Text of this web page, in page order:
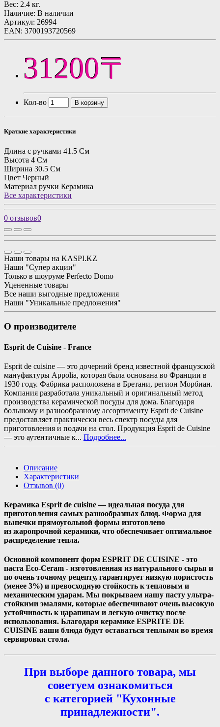
Вес: 2.4 кг.
Наличие: В наличии
Артикул: 26994
EAN: 3700193720569
31200〒
Кол-во В корзину
Краткие характеристики
Длина с ручками 41.5 См
Высота 4 См
Ширина 30.5 См
Цвет Черный
Материал ручки Керамика
Все характеристики
0 отзывов0
Наши товары на KASPI.KZ
Наши "Супер акции"
Только в шоуруме Perfecto Domo
Уцененные товары
Все наши выгодные предложения
Наши "Уникальные предложения"
О производителе
Esprit de Cuisine - France
Esprit de cuisine — это дочерний бренд известной французской
мануфактуры Appolia, которая была основана во Франции в
1930 году. Фабрика расположена в Бретани, регион Морбиан.
Компания разработала уникальный и оригинальный метод
производства керамической посуды для дома. Благодаря
большому и разнообразному ассортименту Esprit de Cuisine
предоставляет практически весь спектр посуды для
приготовления и подачи на стол. Продукция Esprit de Сuisine
— это аутентичные к... Подробнее...
Описание
Характеристики
Отзывов (0)
Керамика Esprit de cuisine — идеальная посуда для
приготовления самых разнообразных блюд. Форма для
выпечки прямоугольной формы изготовлено
из жаропрочной керамики, что обеспечивает оптимальное
распределение тепла.
Основной компонент форм ESPRIT DE CUISINE - это
паста Eco-Ceram - изготовленная из натурального сырья и
по очень точному рецепту, гарантирует низкую пористость
(менее 3%) и превосходную стойкость к тепловым и
механическим ударам. Мы покрываем нашу пасту ультра-
стойкими эмалями, которые обеспечивают очень высокую
устойчивость к царапинам и легкую очистку после
использования. Благодаря керамике ESPRITE DE
CUISINE ваши блюда будут оставаться теплыми во время
сервировки стола.
При выборе данного товара, мы
советуем ознакомиться
с категорией "Кухонные
принадлежности".